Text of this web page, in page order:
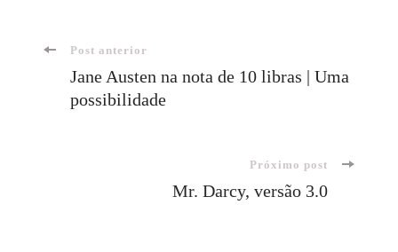
Navegação
Post anterior
Jane Austen na nota de 10 libras | Uma
possibilidade
Próximo post
Mr. Darcy, versão 3.0